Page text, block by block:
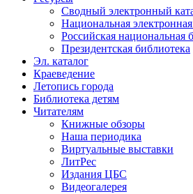
Сводный электронный
Национальная
Российская национальная
Президентская библиотека
Эл. каталог
Краеведение
Летопись города
Библиотека детям
Читателям
Книжные обзоры
Наша периодика
Виртуальные выставки
ЛитРес
Издания ЦБС
Видеогалерея